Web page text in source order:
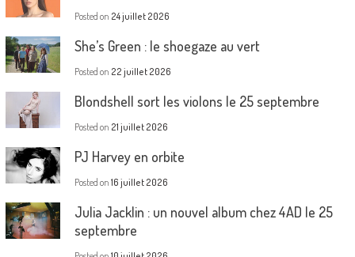
Posted on 24 juillet 2026
She’s Green : le shoegaze au vert
Posted on 22 juillet 2026
Blondshell sort les violons le 25 septembre
Posted on 21 juillet 2026
PJ Harvey en orbite
Posted on 16 juillet 2026
Julia Jacklin : un nouvel album chez 4AD le 25
septembre